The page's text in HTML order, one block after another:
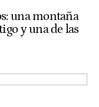
una montaña
y una de las